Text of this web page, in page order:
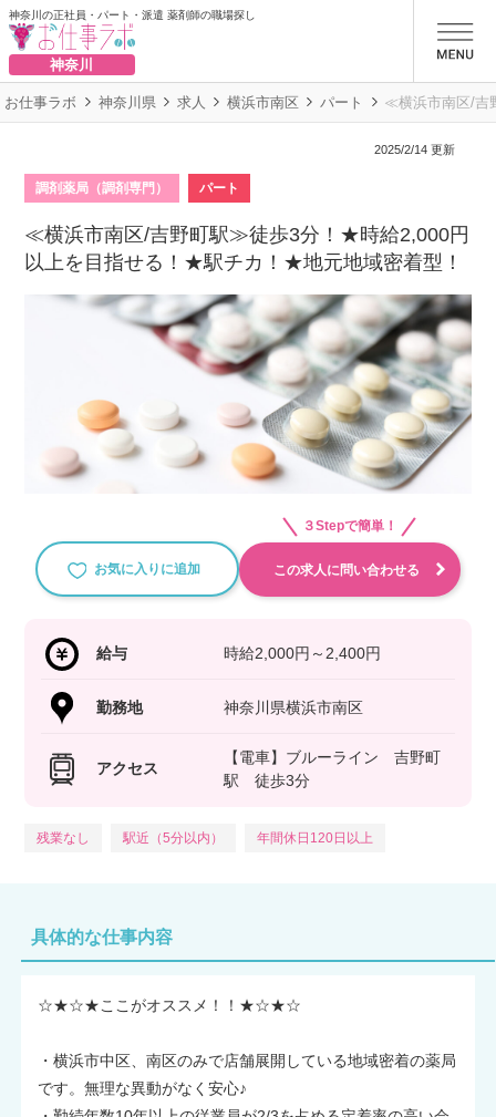
神奈川の正社員・パート・派遣 薬剤師の職場探し
神奈川
お仕事ラボ 神奈川県 求人 横浜市南区 パート ≪横浜市南区/吉
2025/2/14 更新
調剤薬局（調剤専門） パート
≪横浜市南区/吉野町駅≫徒歩3分！★時給2,000円
以上を目指せる！★駅チカ！★地元地域密着型！
お気に入りに追加
３Stepで簡単！
この求人に問い合わせる
給与 時給2,000円～2,400円
勤務地 神奈川県横浜市南区
アクセス
【電車】ブルーライン 吉野町
駅 徒歩3分
残業なし 駅近（5分以内） 年間休日120日以上
具体的な仕事内容
☆★☆★ここがオススメ！！★☆★☆
・横浜市中区、南区のみで店舗展開している地域密着の薬局
です。無理な異動がなく安心♪